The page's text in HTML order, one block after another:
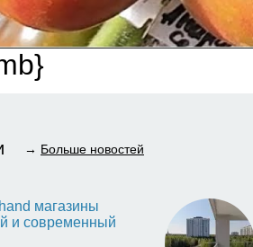
→ Больше новостей
магазины
и современный